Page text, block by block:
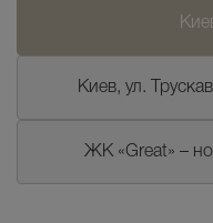
Киев, ул.
ЖК «Great» –